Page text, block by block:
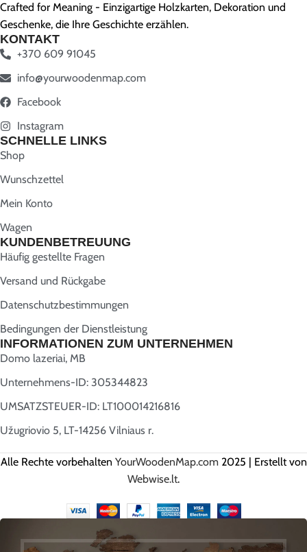
Crafted for Meaning - Einzigartige Holzkarten, Dekoration und
Geschenke, die Ihre Geschichte erzählen.
KONTAKT
+370 609 91045
info@yourwoodenmap.com
Facebook
Instagram
SCHNELLE LINKS
Shop
Wunschzettel
Mein Konto
Wagen
KUNDENBETREUUNG
Häufig gestellte Fragen
Versand und Rückgabe
Datenschutzbestimmungen
Bedingungen der Dienstleistung
INFORMATIONEN ZUM UNTERNEHMEN
Domo lazeriai, MB
Unternehmens-ID: 305344823
UMSATZSTEUER-ID: LT100014216816
Užugriovio 5, LT-14256 Vilniaus r.
Alle Rechte vorbehalten YourWoodenMap.com 2025 | Erstellt von
Webwise.lt.